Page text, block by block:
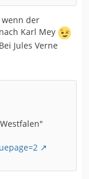
wenn der
Karl Mey
Jules Verne